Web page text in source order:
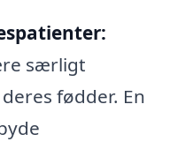
særligt
fødder. En